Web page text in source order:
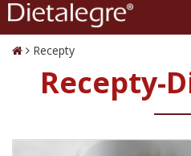
Recepty
Recepty-